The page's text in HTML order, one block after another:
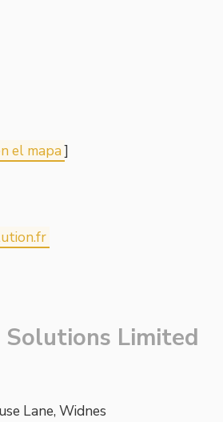
el mapa ]
Limited
Lane, Widnes